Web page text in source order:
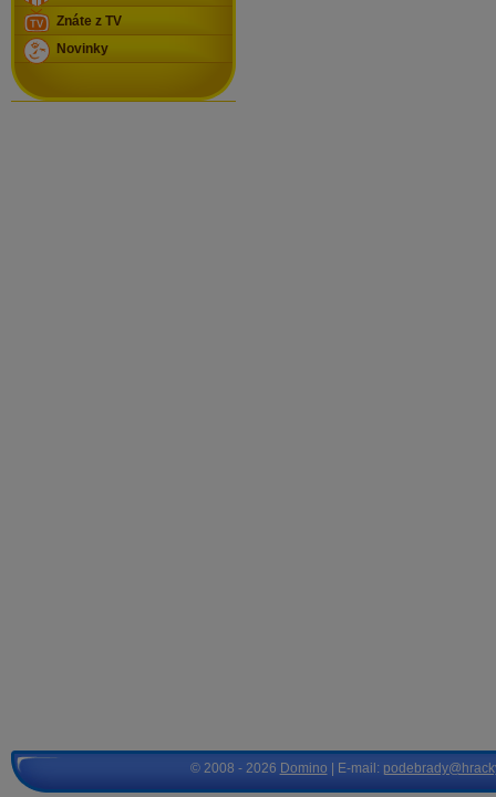
Znáte z TV
Novinky
© 2008 - 2026 Domino | E-mail: